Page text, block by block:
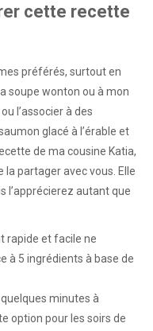
cette recette
préférés, surtout en
soupe wonton ou à mon
l’associer à des
glacé à l’érable et
de ma cousine Katia,
la partager avec vous. Elle
l’apprécierez autant que
rapide et facile ne
à 5 ingrédients à base de
minutes à
option pour les soirs de